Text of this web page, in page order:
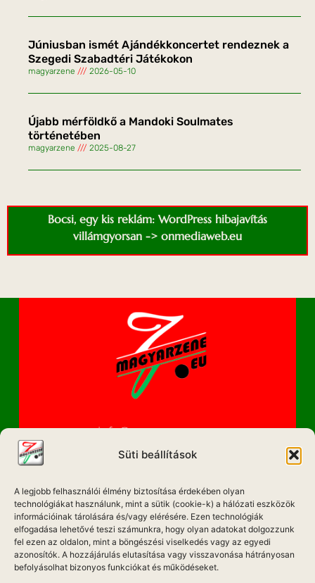
Süti beállítások
A legjobb felhasználói élmény biztosítása érdekében olyan
technológiákat használunk, mint a sütik (cookie-k) a hálózati eszközök
információinak tárolására és/vagy elérésére. Ezen technológiák
elfogadása lehetővé teszi számunkra, hogy olyan adatokat dolgozzunk
fel ezen az oldalon, mint a böngészési viselkedés vagy az egyedi
azonosítók. A hozzájárulás elutasítása vagy visszavonása hátrányosan
befolyásolhat bizonyos funkciókat és működéseket.
Júniusban ismét Ajándékkoncertet rendeznek a
Szegedi Szabadtéri Játékokon
magyarzene 2026-05-10
Újabb mérföldkő a Mandoki Soulmates
történetében
magyarzene 2025-08-27
Bocsi, egy kis reklám: WordPress hibajavítás
villámgyorsan -> onmediaweb.eu
info@magyarzene.eu
IMPRESSZUM
ETIKAI KÓDEX
MÉDIA AJÁNLAT
ADATKEZELÉSI NYILATKOZAT